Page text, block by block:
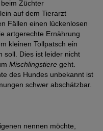
Züchter
auf dem Tierarzt
Fällen einen lückenlosen
artgerechte Ernährung
kleinen Tollpatsch ein
soll. Dies ist leider nicht
Mischlingstiere geht.
des Hundes unbekannt ist
schwer abschätzbar.
nennen möchte,